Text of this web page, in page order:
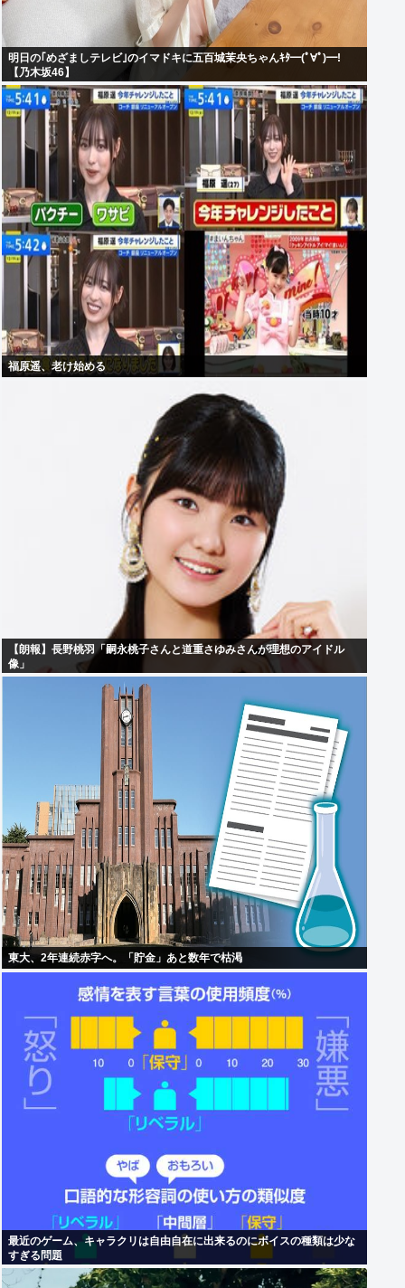
明日の｢めざましテレビ｣のイマドキに五百城茉央ちゃんｷﾀ━(ﾟ∀ﾟ)━!
【乃木坂46】
福原遥、老け始める
【朗報】長野桃羽「嗣永桃子さんと道重さゆみさんが理想のアイドル
像」
東大、2年連続赤字へ。「貯金」あと数年で枯渇
最近のゲーム、キャラクリは自由自在に出来るのにボイスの種類は少な
すぎる問題